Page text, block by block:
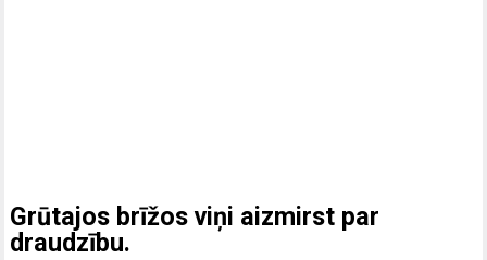
Grūtajos brīžos viņi aizmirst par
draudzību.